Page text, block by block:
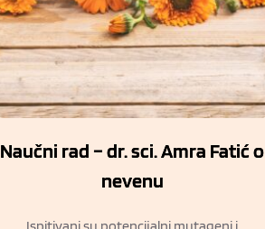
Naučni rad – dr. sci. Amra Fatić o
nevenu